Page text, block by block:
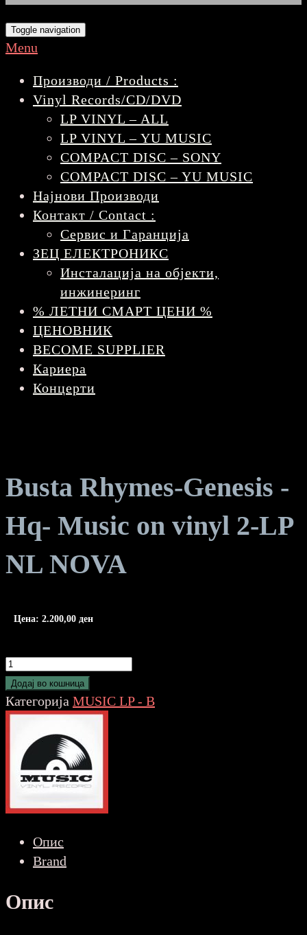
Toggle navigation
Menu
Производи / Products :
Vinyl Records/CD/DVD
LP VINYL – ALL
LP VINYL – YU MUSIC
COMPACT DISC – SONY
COMPACT DISC – YU MUSIC
Најнови Производи
Контакт / Contact :
Сервис и Гаранција
ЗЕЦ ЕЛЕКТРОНИКС
Инсталација на објекти,
инжинеринг
% ЛЕТНИ СМАРТ ЦЕНИ %
ЦЕНОВНИК
BECOME SUPPLIER
Кариера
Концерти
Busta Rhymes-Genesis -
Hq- Music on vinyl 2-LP
NL NOVA
Цена: 2.200,00 ден
Busta
Rhymes-
Genesis
Music
2-
количина
Додај во кошница
Категорија MUSIC LP - B
Опис
Brand
Опис